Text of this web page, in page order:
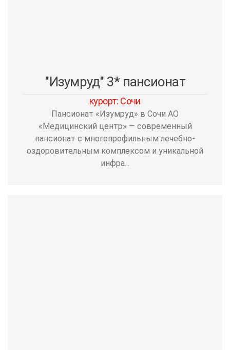
"Изумруд" 3* пансионат
курорт: Сочи
Пансионат «Изумруд» в Сочи АО
«Медицинский центр» — современный
пансионат с многопрофильным лечебно-
оздоровительным комплексом и уникальной
инфра...